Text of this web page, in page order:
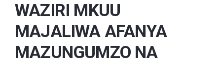
WAZIRI MKUU
MAJALIWA AFANYA
MAZUNGUMZO NA